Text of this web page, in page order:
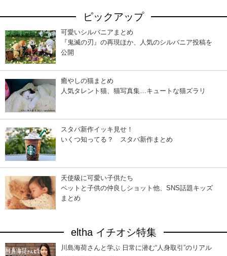
ピックアップ
可愛いシルバニアまとめ
『鬼滅の刃』の再現ほか、人気のシルバニア投稿を
公開
癒やしの猫まとめ
人気タレント猫、猫写真集…キュートな猫ズラリ
スタバ新作イッキ見せ！
いくつ知ってる？ スタバ新作まとめ
天使級に可愛い子供たち
ペットと子供の仲良しショット他、SNS話題キッズ
まとめ
eltha イチオシ特集
川島海荷さんと学ぶ 日常に潜む“人身取引”のリアル